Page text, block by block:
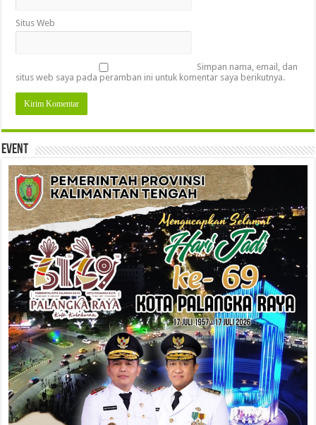
Situs Web
Simpan nama, email, dan
situs web saya pada peramban ini untuk komentar saya berikutnya.
Event